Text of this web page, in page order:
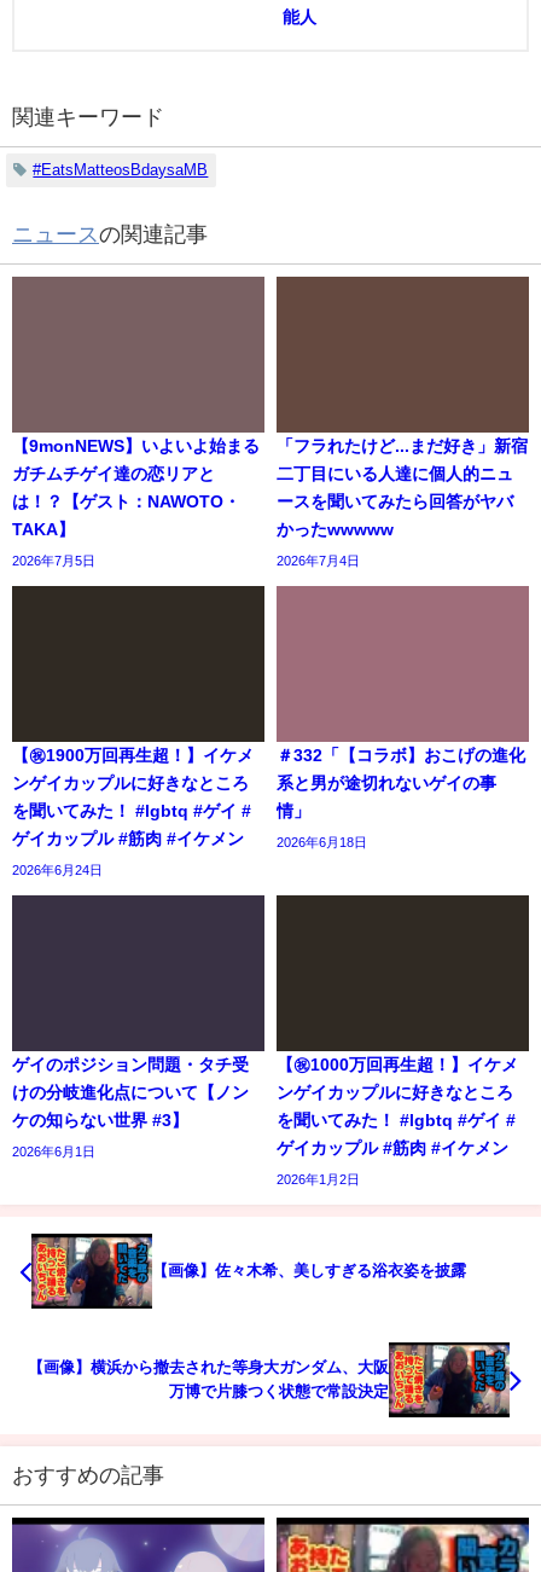
能人
関連キーワード
#EatsMatteosBdaysaMB
ニュースの関連記事
【9monNEWS】いよいよ始まる
ガチムチゲイ達の恋リアと
は！？【ゲスト：NAWOTO・
TAKA】
2026年7月5日
「フラれたけど...まだ好き」新宿
二丁目にいる人達に個人的ニュ
ースを聞いてみたら回答がヤバ
かったwwwww
2026年7月4日
【㊗️1900万回再生超！】イケメ
ンゲイカップルに好きなところ
を聞いてみた！ #lgbtq #ゲイ #
ゲイカップル #筋肉 #イケメン
2026年6月24日
＃332「【コラボ】おこげの進化
系と男が途切れないゲイの事
情」
2026年6月18日
ゲイのポジション問題・タチ受
けの分岐進化点について【ノン
ケの知らない世界 #3】
2026年6月1日
【㊗️1000万回再生超！】イケメ
ンゲイカップルに好きなところ
を聞いてみた！ #lgbtq #ゲイ #
ゲイカップル #筋肉 #イケメン
2026年1月2日
【画像】佐々木希、美しすぎる浴衣姿を披露
【画像】横浜から撤去された等身大ガンダム、大阪
万博で片膝つく状態で常設決定
おすすめの記事